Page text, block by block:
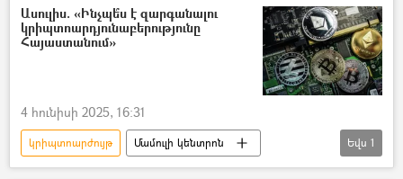
Կենտրոնական բանկ (ԿԲ)
Եվրամիություն
ԱԺ (Ազգային ժողով)
Ասուլիս. «Ինչպե՞ս է զարգանալու
կրիպտոարդյունաբերությունը
Հայաստանում»
4 հունիսի 2025, 16:31
կրիպտոարժույթ
Մամուլի կենտրոն
ասուլիս
Եվս 1